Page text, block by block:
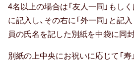
20代女性
30代女性
4名以上の場合は「友人一同」もし
に記入し、その右に「外一同」と記
員の氏名を記した別紙を中袋に同封
別紙の上中央にお祝いに応じて「寿